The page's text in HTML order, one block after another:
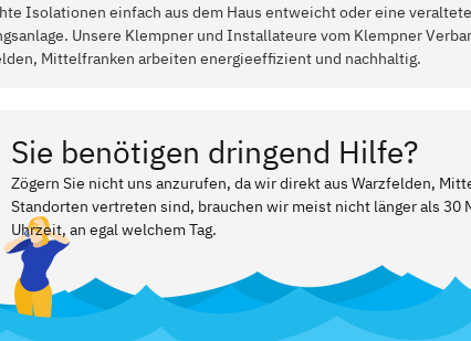
Isolationen einfach aus dem Haus entweicht oder eine veraltete
Unsere Klempner und Installateure vom Klempner
Mittelfranken arbeiten energieeffizient und nachhaltig.
Sie benötigen dringend Hilfe?
Zögern Sie nicht uns anzurufen, da wir direkt aus Warzfelden,
Standorten vertreten sind, brauchen wir meist nicht länger als 30
Uhrzeit, an egal welchem Tag.